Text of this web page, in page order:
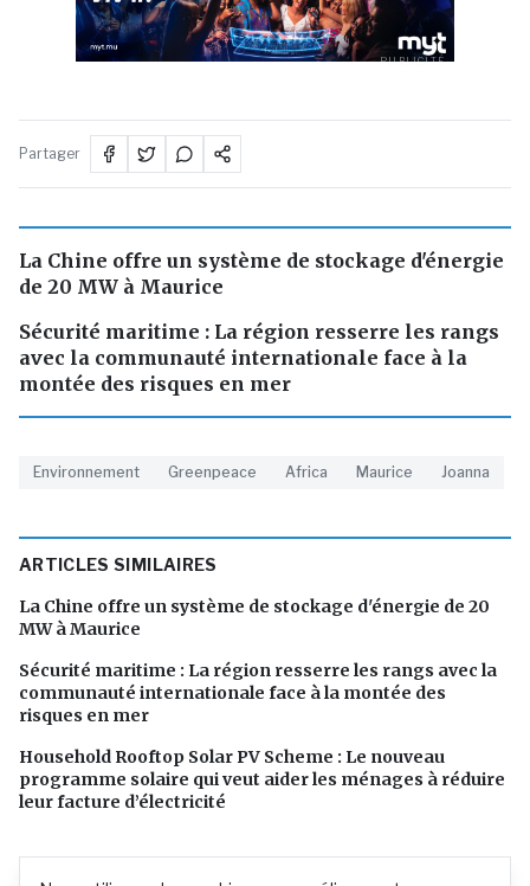
PUBLICITÉ
Partager
La Chine offre un système de stockage d'énergie
de 20 MW à Maurice
Sécurité maritime : La région resserre les rangs
avec la communauté internationale face à la
montée des risques en mer
Environnement Greenpeace Africa Maurice Joanna
ARTICLES SIMILAIRES
La Chine offre un système de stockage d'énergie de 20
MW à Maurice
Sécurité maritime : La région resserre les rangs avec la
communauté internationale face à la montée des
risques en mer
Household Rooftop Solar PV Scheme : Le nouveau
programme solaire qui veut aider les ménages à réduire
leur facture d’électricité